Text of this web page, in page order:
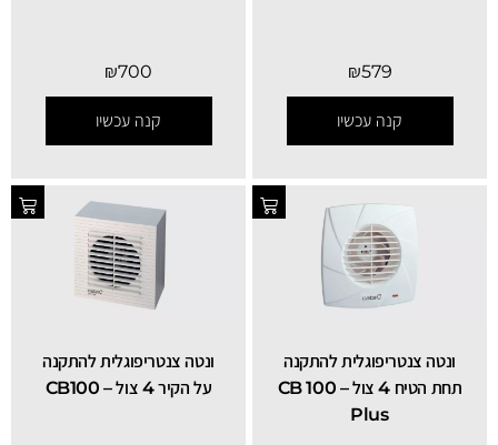
₪579
קנה עכשיו
₪700
קנה עכשיו
ונטה צנטריפוגלית להתקנה
תחת הטיח 4 צול – CB 100
Plus
ונטה צנטריפוגלית להתקנה
על הקיר 4 צול – CB100